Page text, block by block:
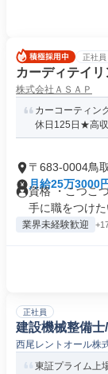
正社員
カーディテイ
株式会社ＡＳＡＰ
カーコーティン
休日125日★高
〒683-0004鳥
月給25万3000
資格 ・こつこ
手に職をつけた
業界未経験歓迎
正社員
建設機械整備
西尾レントオール株
東証プライム上